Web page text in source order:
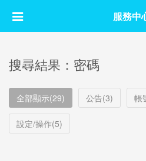
服務中
搜尋結果：密碼
全部顯示(29) 公告(3) 帳
設定/操作(5)